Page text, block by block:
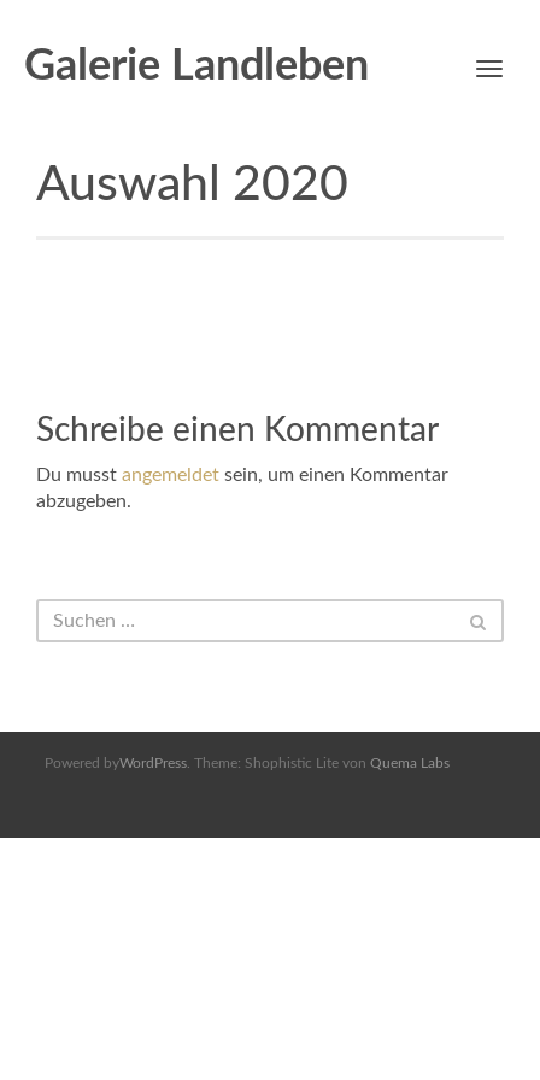
Galerie Landleben
Toggle
Auswahl 2020
Schreibe einen Kommentar
Du musst angemeldet sein, um einen Kommentar
abzugeben.
Powered byWordPress . Theme: Shophistic Lite von Quema Labs